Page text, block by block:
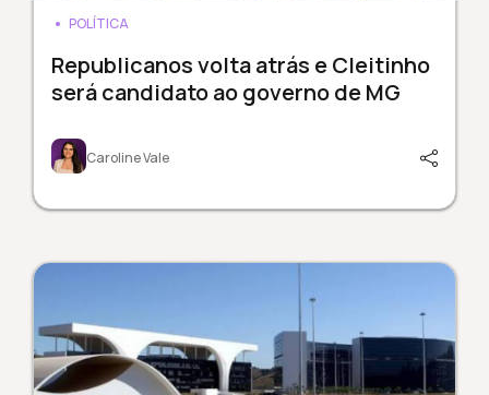
POLÍTICA
Republicanos volta atrás e Cleitinho
será candidato ao governo de MG
Caroline Vale